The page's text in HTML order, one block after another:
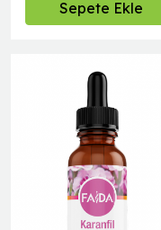
Sepete Ekle